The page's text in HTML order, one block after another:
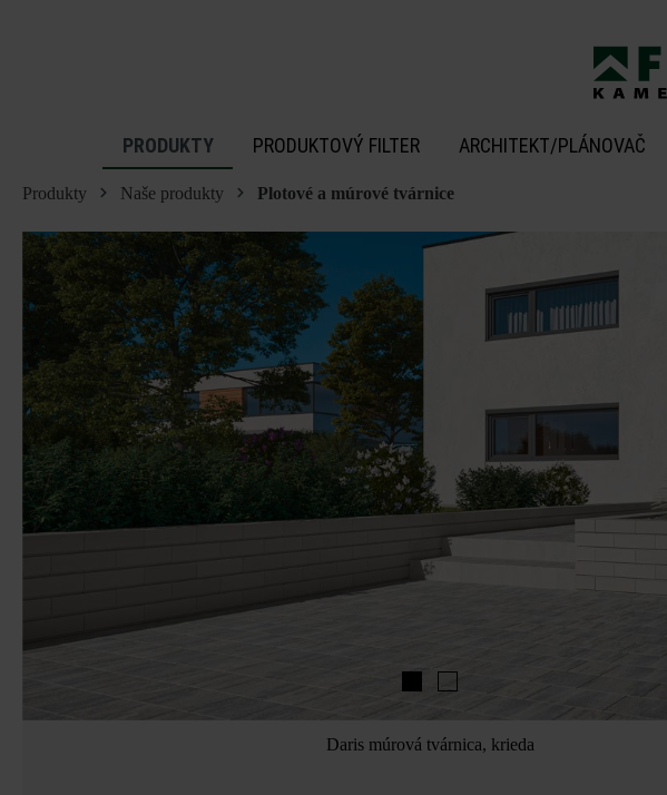
PRODUKTY PRODUKTOVÝ FILTER ARCHITEKT/PLÁNOVAČ
Produkty Naše produkty Plotové a múrové tvárnice
Daris múrová tvárnica, krieda